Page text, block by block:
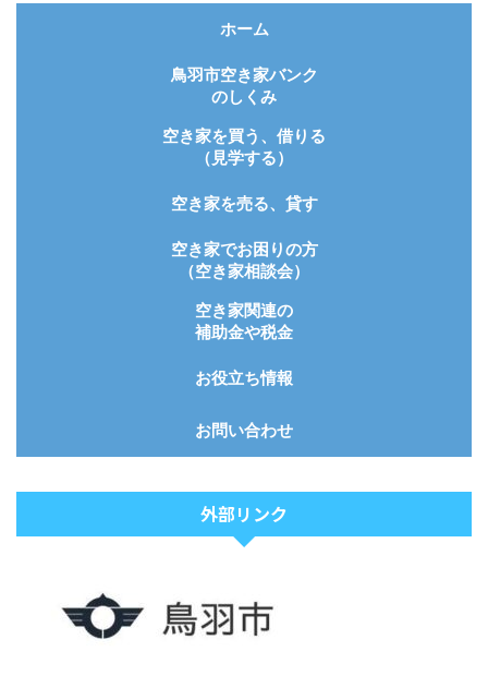
ホーム
鳥羽市空き家バンク
のしくみ
空き家を買う、借りる
（見学する）
空き家を売る、貸す
空き家でお困りの方
（空き家相談会）
空き家関連の
補助金や税金
お役立ち情報
お問い合わせ
外部リンク